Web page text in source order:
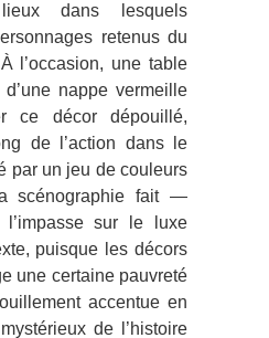
dans lesquels
retenus du
l’occasion, une table
nappe vermeille
ce décor dépouillé,
de l’action dans le
par un jeu de couleurs
scénographie fait ―
sur le luxe
puisque les décors
une certaine pauvreté
accentue en
de l’histoire